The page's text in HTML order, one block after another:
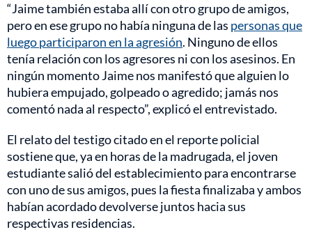
“Jaime también estaba allí con otro grupo de amigos,
pero en ese grupo no había ninguna de las personas que
luego participaron en la agresión. Ninguno de ellos
tenía relación con los agresores ni con los asesinos. En
ningún momento Jaime nos manifestó que alguien lo
hubiera empujado, golpeado o agredido; jamás nos
comentó nada al respecto”, explicó el entrevistado.
El relato del testigo citado en el reporte policial
sostiene que, ya en horas de la madrugada, el joven
estudiante salió del establecimiento para encontrarse
con uno de sus amigos, pues la fiesta finalizaba y ambos
habían acordado devolverse juntos hacia sus
respectivas residencias.